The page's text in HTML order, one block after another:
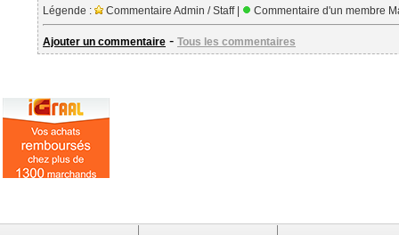
Légende : Commentaire Admin / Staff | Commentaire d'un membre
Ajouter un commentaire - Tous les commentaires